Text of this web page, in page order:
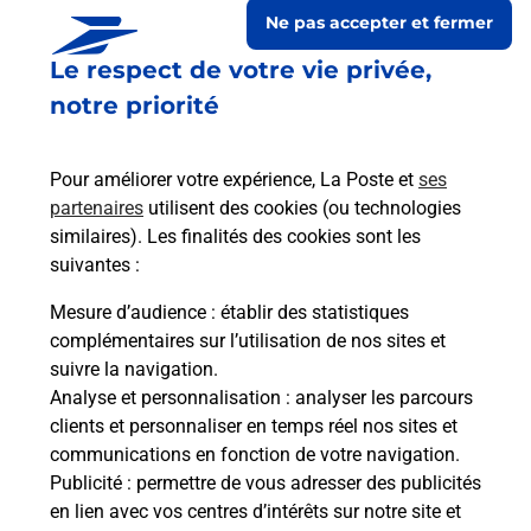
Le respect de votre vie privée,
notre priorité
Pour améliorer votre expérience, La Poste et ses
partenaires utilisent des cookies (ou technologies
similaires). Les finalités des cookies sont les
suivantes :
Mesure d’audience : établir des statistiques
complémentaires sur l’utilisation de nos sites et
suivre la navigation.
Analyse et personnalisation : analyser les parcours
clients et personnaliser en temps réel nos sites et
communications en fonction de votre navigation.
Publicité : permettre de vous adresser des publicités
en lien avec vos centres d’intérêts sur notre site et
Ne pas accepter et fermer
Collecte du courrier aujourd'hui à 12h00
1 Les Paires
67420 Bourg Bruche
Itinéraire
Le lien s'ouvre dans un nouvel onglet